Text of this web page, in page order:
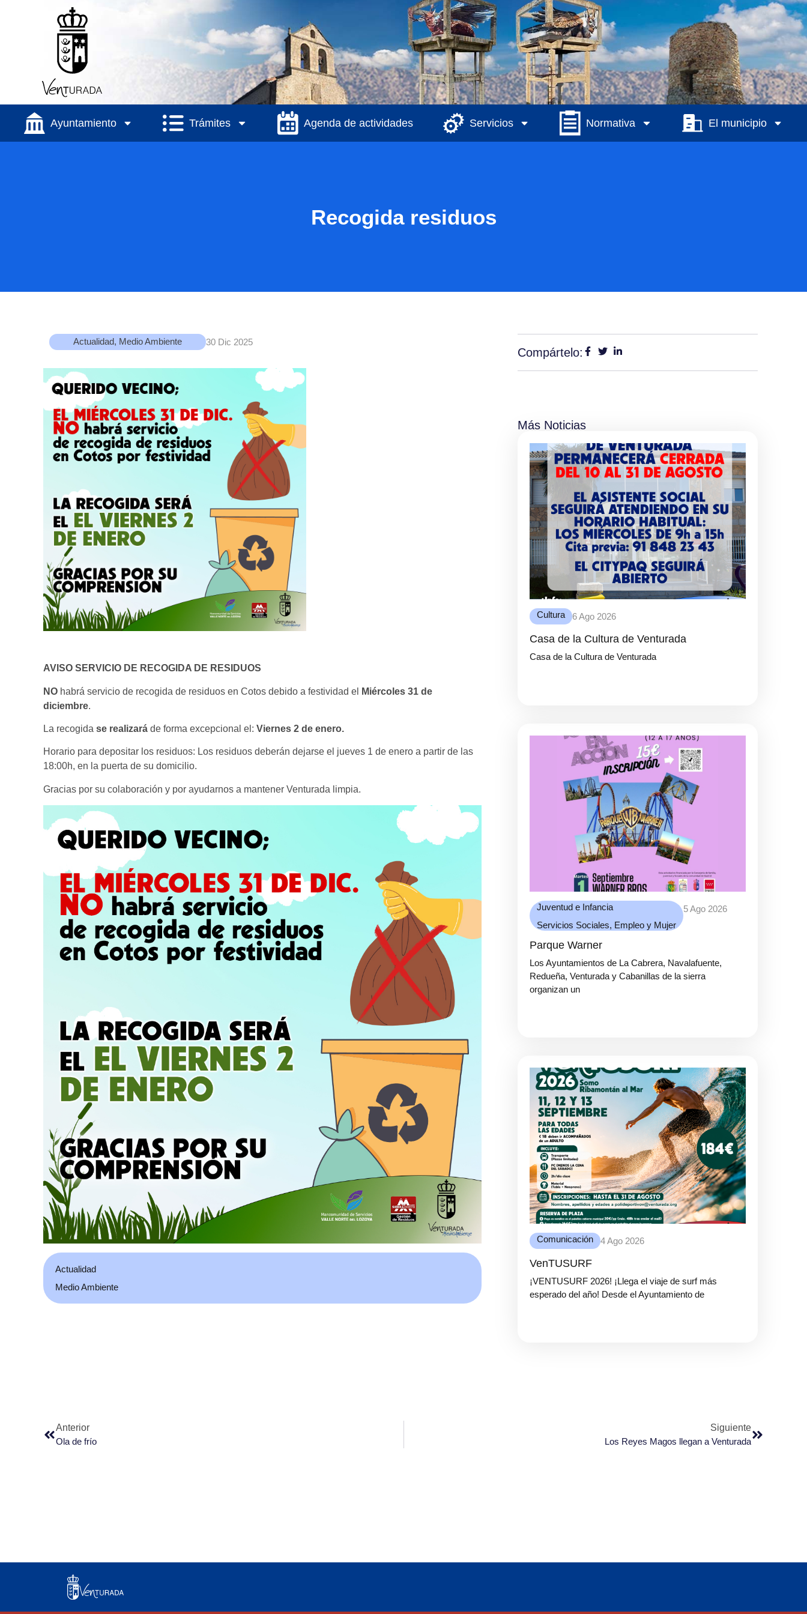
Ayuntamiento Trámites Agenda de actividades Servicios Normativa El municipio
Recogida residuos
Actualidad, Medio Ambiente 30 Dic 2025
AVISO SERVICIO DE RECOGIDA DE RESIDUOS
NO habrá servicio de recogida de residuos en Cotos debido a festividad el
Miércoles 31 de
diciembre.
La recogida se realizará de forma excepcional el: Viernes 2 de enero.
Horario para depositar los residuos: Los residuos deberán dejarse el jueves 1 de enero a partir de las
18:00h, en la puerta de su domicilio.
Gracias por su colaboración y por ayudarnos a mantener Venturada limpia.
Actualidad
Medio Ambiente
Compártelo:
Más Noticias
Cultura 6 Ago 2026
Casa de la Cultura de Venturada
Casa de la Cultura de Venturada
Juventud e Infancia
Servicios Sociales, Empleo y Mujer
5 Ago 2026
Parque Warner
Los Ayuntamientos de La Cabrera, Navalafuente,
Redueña, Venturada y Cabanillas de la sierra
organizan un
Comunicación 4 Ago 2026
VenTUSURF
¡VENTUSURF 2026! ¡Llega el viaje de surf más
esperado del año! Desde el Ayuntamiento de
Anterior
Ola de frío
Siguiente
Los Reyes Magos llegan a Venturada